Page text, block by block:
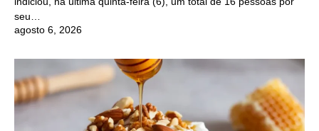
seu…
agosto 6, 2026